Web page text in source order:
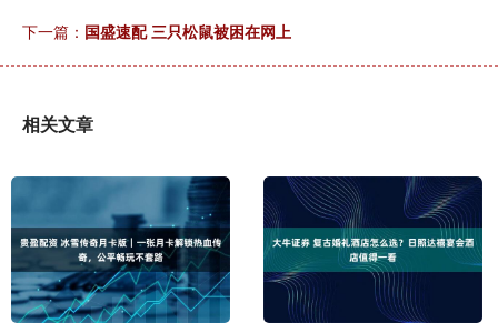
下一篇： 国盛速配 三只松鼠被困在网上
相关文章